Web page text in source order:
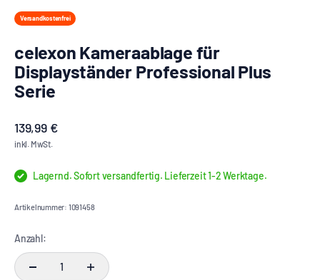
Versandkostenfrei
celexon Kameraablage für
Displayständer Professional Plus
Serie
Angebot
139,99 €
inkl. MwSt.
Lagernd. Sofort versandfertig. Lieferzeit 1-2 Werktage.
Artikelnummer: 1091458
Anzahl: